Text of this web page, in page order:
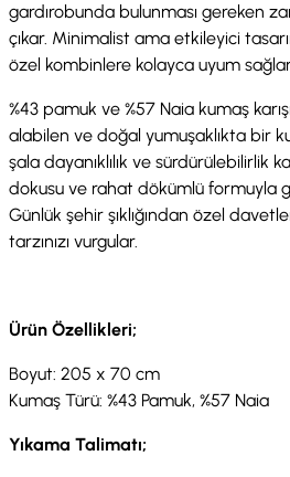
gardırobunda bulunması gereken
çıkar. Minimalist ama etkileyici
özel kombinlere kolayca uyum
%43 pamuk ve %57 Naia kumaş
alabilen ve doğal yumuşaklıkta bir
şala dayanıklılık ve sürdürülebilirlik
dokusu ve rahat dökümlü formuyla
Günlük şehir şıklığından özel
tarzınızı vurgular.
Ürün Özellikleri;
Boyut: 205 x 70 cm
Kumaş Türü: %43 Pamuk, %57 Naia
Yıkama Talimatı;